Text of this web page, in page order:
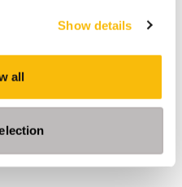
Show details
all
Vanuit haar liefde
lid van een lokale
schrijvers organiseert.
klankbordgroep